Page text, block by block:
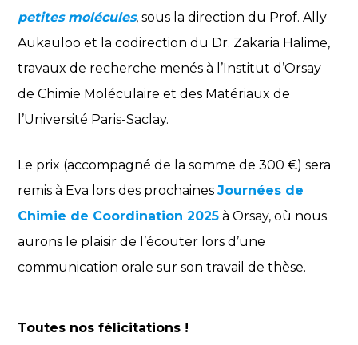
petites molécules, sous la direction du Prof. Ally
Aukauloo et la codirection du Dr. Zakaria Halime,
travaux de recherche menés à l’Institut d’Orsay
de Chimie Moléculaire et des Matériaux de
l’Université Paris-Saclay.
Le prix (accompagné de la somme de 300 €) sera
remis à Eva lors des prochainesJournées de
Chimie de Coordination 2025 à Orsay, où nous
aurons le plaisir de l’écouter lors d’une
communication orale sur son travail de thèse.
Toutes nos félicitations !